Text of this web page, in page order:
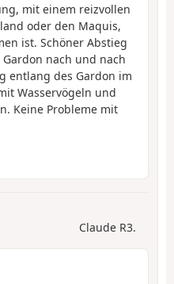
mit einem reizvollen
oder den Maquis,
ist. Schöner Abstieg
nach und nach
entlang des Gardon im
Wasservögeln und
Keine Probleme mit
Claude R3.